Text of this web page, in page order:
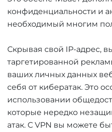
конфиденциальности и
необходимый многим
Скрывая свой IP-адрес,
таргетированной
ваших личных данных
себя от кибератак. Это
использовании
которые нередко
атак. С VPN вы можете